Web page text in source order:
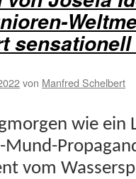
von Manfred Schelbert
wie
Mund-
vom